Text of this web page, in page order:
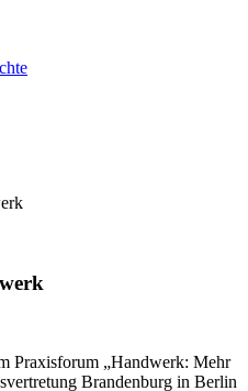
Praxisforum „Handwerk: Mehr
Brandenburg in Berlin